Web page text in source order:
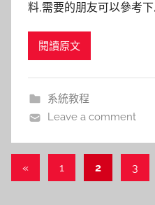
料,需要的朋友可以參考
閱讀原文
系統教程
Leave a comment
文
«Previous
1 2 3